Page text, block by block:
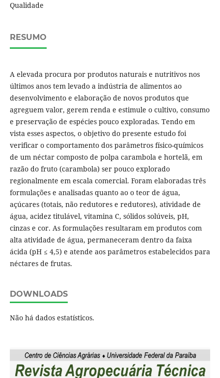
Qualidade
RESUMO
A elevada procura por produtos naturais e nutritivos nos
últimos anos tem levado a indústria de alimentos ao
desenvolvimento e elaboração de novos produtos que
agreguem valor, gerem renda e estimule o cultivo, consumo
e preservação de espécies pouco exploradas. Tendo em
vista esses aspectos, o objetivo do presente estudo foi
verificar o comportamento dos parâmetros físico-químicos
de um néctar composto de polpa carambola e hortelã, em
razão do fruto (carambola) ser pouco explorado
regionalmente em escala comercial. Foram elaboradas três
formulações e analisadas quanto ao o teor de água,
açúcares (totais, não redutores e redutores), atividade de
água, acidez titulável, vitamina C, sólidos solúveis, pH,
cinzas e cor. As formulações resultaram em produtos com
alta atividade de água, permaneceram dentro da faixa
ácida (pH ≤ 4,5) e atende aos parâmetros estabelecidos para
néctares de frutas.
DOWNLOADS
Não há dados estatísticos.